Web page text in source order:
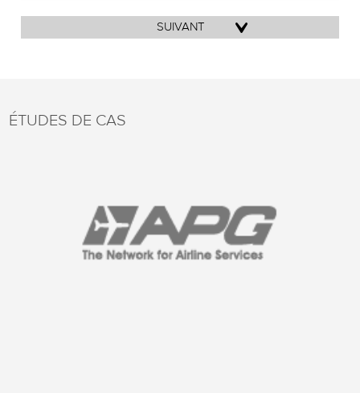
SUIVANT
ÉTUDES DE CAS